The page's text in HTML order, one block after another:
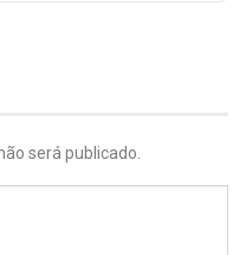
será publicado.